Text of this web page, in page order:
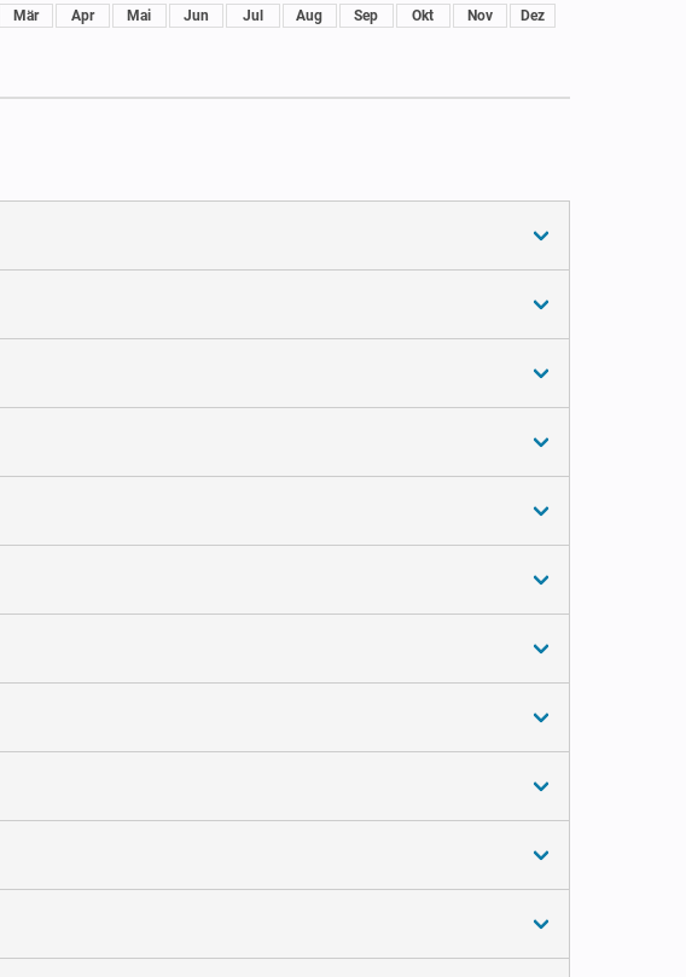
Mär Apr Mai Jun Jul Aug Sep Okt Nov Dez